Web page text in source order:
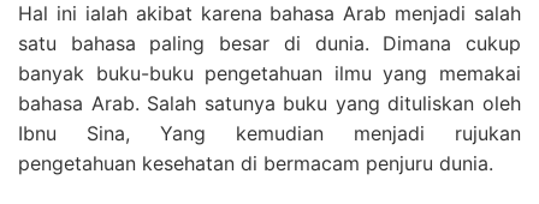
Hal ini ialah akibat karena bahasa Arab menjadi salah
satu bahasa paling besar di dunia. Dimana cukup
banyak buku-buku pengetahuan ilmu yang memakai
bahasa Arab. Salah satunya buku yang dituliskan oleh
Ibnu Sina, Yang kemudian menjadi rujukan
pengetahuan kesehatan di bermacam penjuru dunia.